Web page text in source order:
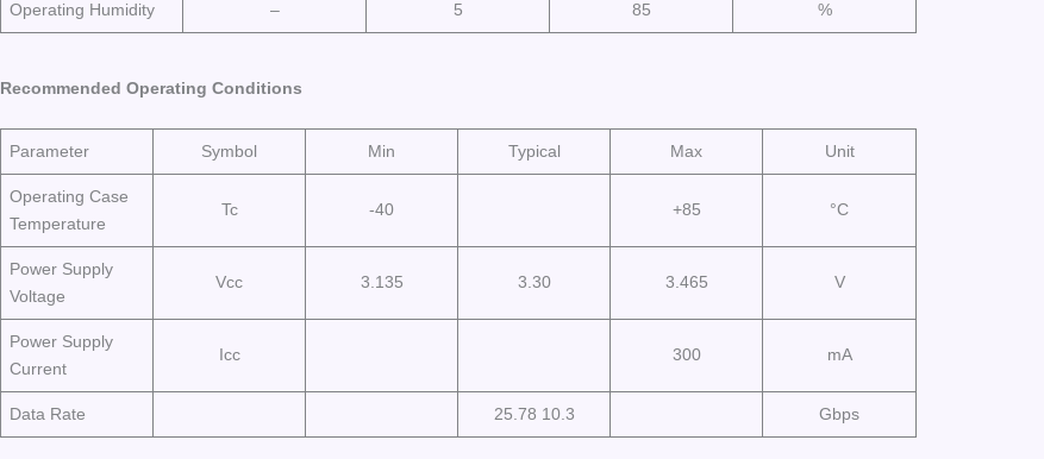
Operating Humidity – 5 85 %
Recommended Operating Conditions
Parameter Symbol Min Typical Max Unit
Operating Case
Temperature
Tc -40 +85 °C
Power Supply
Voltage
Vcc 3.135 3.30 3.465 V
Power Supply
Current
Icc 300 mA
Data Rate 25.78 10.3 Gbps